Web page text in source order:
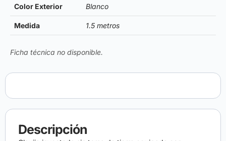
Color Exterior Blanco
Medida 1.5 metros
Ficha técnica no disponible.
Descripción